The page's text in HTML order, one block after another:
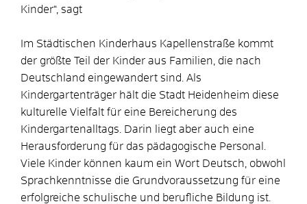
Kinder“, sagt
Im Städtischen Kinderhaus Kapellenstraße kommt
der größte Teil der Kinder aus Familien, die nach
Deutschland eingewandert sind. Als
Kindergartenträger hält die Stadt Heidenheim diese
kulturelle Vielfalt für eine Bereicherung des
Kindergartenalltags. Darin liegt aber auch eine
Herausforderung für das pädagogische Personal.
Viele Kinder können kaum ein Wort Deutsch, obwohl
Sprachkenntnisse die Grundvoraussetzung für eine
erfolgreiche schulische und berufliche Bildung ist.